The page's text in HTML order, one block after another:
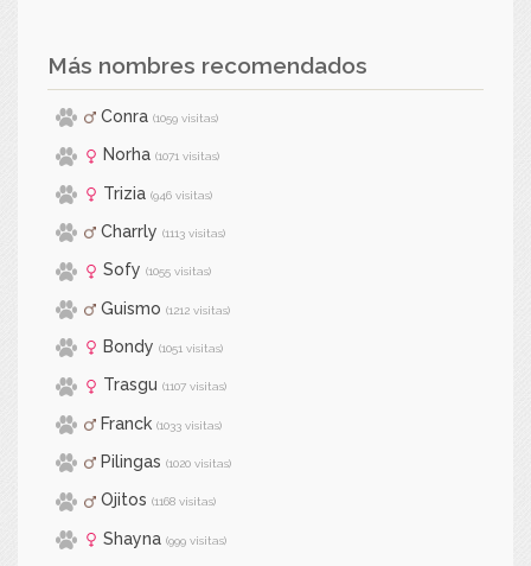
Más nombres recomendados
Conra (1059 visitas)
Norha (1071 visitas)
Trizia (946 visitas)
Charrly (1113 visitas)
Sofy (1055 visitas)
Guismo (1212 visitas)
Bondy (1051 visitas)
Trasgu (1107 visitas)
Franck (1033 visitas)
Pilingas (1020 visitas)
Ojitos (1168 visitas)
Shayna (999 visitas)